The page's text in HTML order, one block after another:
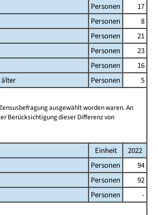
Personen
17
Personen
8
Personen
21
Personen
23
Personen
16
älter
Personen
5
ausgewählt worden waren. An
Berücksichtigung dieser Differenz von
Einheit
2022
Personen
94
Personen
92
Personen
-